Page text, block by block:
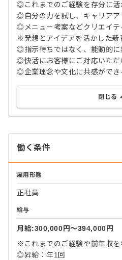
◎これまでのご経験を存分に活
◎自分の力を試し、キャリアア
◎メニュー考案などクリエイテ
※発想とアイデアを活かした新
◎指示待ちではなく、能動的に
◎快活にお客様にご対応いただ
◎企業理念や文化に共感ができ
閉じる
働く条件
雇用形態
正社員
給与
月給:300,000円〜394,000円
※これまでのご経験や前年収を
◎昇給：年1回